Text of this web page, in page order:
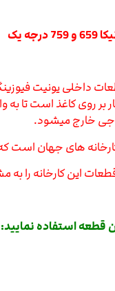
کونیکا یکی از قطعات
کاغذ است تا به
خارج میشود.
های جهان است که
این کارخانه را به
قطعه استفاده نمایید: